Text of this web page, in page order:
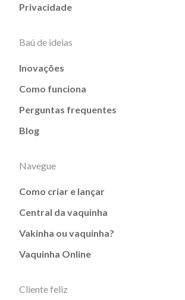
Privacidade
Baú de ideias
Inovações
Como funciona
Perguntas frequentes
Blog
Navegue
Como criar e lançar
Central da vaquinha
Vakinha ou vaquinha?
Vaquinha Online
Cliente feliz